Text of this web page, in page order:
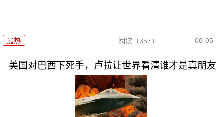
最热 阅读 13571 08-05
美国对巴西下死手，卢拉让世界看清谁才是真朋友